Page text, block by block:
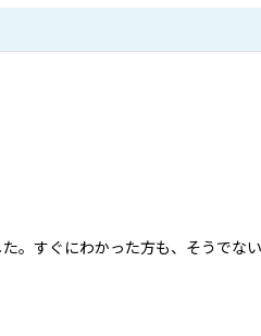
すぐにわかった方も、そうでな